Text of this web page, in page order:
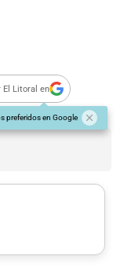
El Litoral en
preferidos en Google